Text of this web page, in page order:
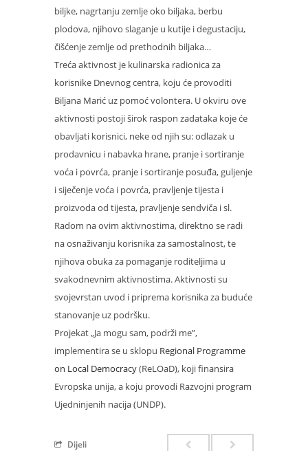
biljke, nagrtanju zemlje oko biljaka, berbu
plodova, njihovo slaganje u kutije i degustaciju,
čišćenje zemlje od prethodnih biljaka…
Treća aktivnost je kulinarska radionica za
korisnike Dnevnog centra, koju će provoditi
Biljana Marić uz pomoć volontera. U okviru ove
aktivnosti postoji širok raspon zadataka koje će
obavljati korisnici, neke od njih su: odlazak u
prodavnicu i nabavka hrane, pranje i sortiranje
voća i povrća, pranje i sortiranje posuđa, guljenje
i siječenje voća i povrća, pravljenje tijesta i
proizvoda od tijesta, pravljenje sendviča i sl.
Radom na ovim aktivnostima, direktno se radi
na osnaživanju korisnika za samostalnost, te
njihova obuka za pomaganje roditeljima u
svakodnevnim aktivnostima. Aktivnosti su
svojevrstan uvod i priprema korisnika za buduće
stanovanje uz podršku.
Projekat „Ja mogu sam, podrži me”,
implementira se u sklopu Regional Programme
on Local Democracy(ReLOaD), koji finansira
Evropska unija, a koju provodi Razvojni program
Ujedninjenih nacija (UNDP).
Dijeli